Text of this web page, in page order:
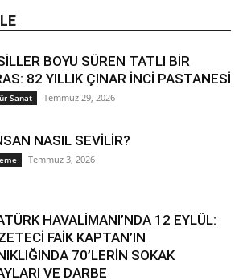
BOYU SÜREN TATLI BİR
82 YILLIK ÇINAR İNCİ PASTANESİ
Sanat Temmuz 29, 2026
NASIL SEVİLİR?
Temmuz 3, 2026
HAVALİMANI’NDA 12 EYLÜL:
FAİK KAPTAN’IN
70’LERİN SOKAK
VE DARBE